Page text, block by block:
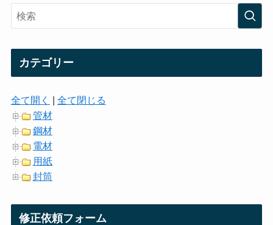
カテゴリー
全て開く
全て閉じる
管材
鋼材
電材
用紙
封筒
修正依頼フォーム